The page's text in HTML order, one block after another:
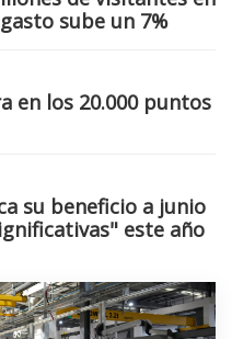
sube un 7%
en los 20.000 puntos
su beneficio a junio
este año